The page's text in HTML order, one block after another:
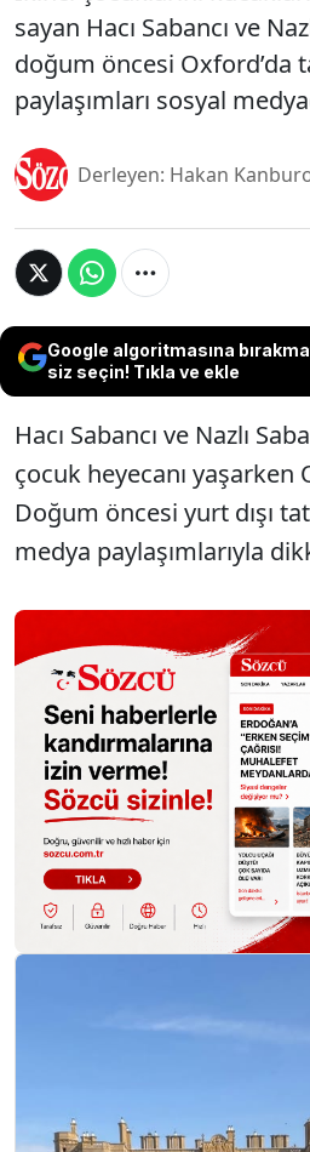
sayan Hacı Sabancı ve
doğum öncesi Oxford’da
paylaşımları sosyal
Derleyen: Hakan
Google algoritmasına
siz seçin! Tıkla ve ekle
Hacı Sabancı ve Nazlı
çocuk heyecanı
Doğum öncesi yurt dışı
medya paylaşımlarıyla